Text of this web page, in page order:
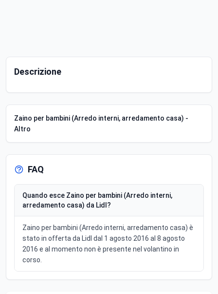
Descrizione
Zaino per bambini (Arredo interni, arredamento casa) -
Altro
FAQ
Quando esce Zaino per bambini (Arredo interni,
arredamento casa) da Lidl?
Zaino per bambini (Arredo interni, arredamento casa) è
stato in offerta da Lidl dal 1 agosto 2016 al 8 agosto
2016 e al momento non è presente nel volantino in
corso.